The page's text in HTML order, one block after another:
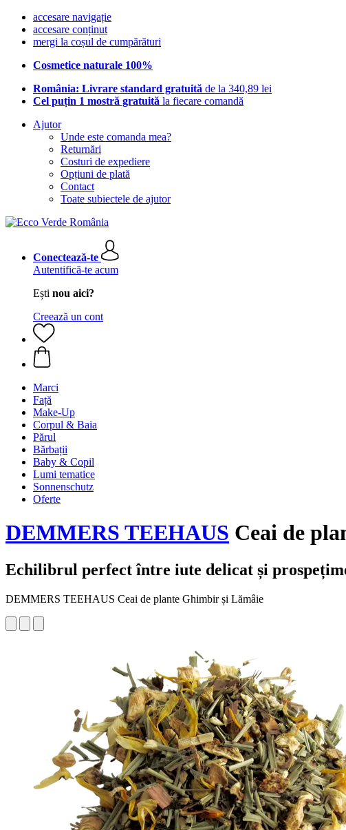
accesare navigație
accesare conținut
mergi la coșul de cumpărături
Cosmetice naturale 100%
România: Livrare standard gratuită de la 340,89 lei
Cel puțin 1 mostră gratuită la fiecare comandă
Ajutor
Unde este comanda mea?
Returnări
Costuri de expediere
Opțiuni de plată
Contact
Toate subiectele de ajutor
Conectează-te
Autentifică-te acum
Ești nou aici?
Creează un cont
Marci
Față
Make-Up
Corpul & Baia
Părul
Bărbații
Baby & Copil
Lumi tematice
Sonnenschutz
Oferte
DEMMERS TEEHAUS Ceai de
Echilibrul perfect între iute delicat și
DEMMERS TEEHAUS Ceai de plante Ghimbir și Lămâie